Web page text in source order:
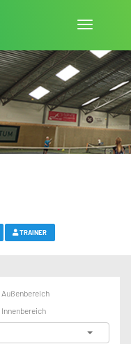
Navigation
TRAINER
Außenbereich
Innenbereich